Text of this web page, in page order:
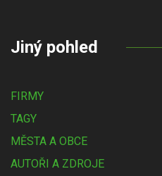
Jiný pohled
FIRMY
TAGY
MĚSTA A OBCE
AUTOŘI A ZDROJE